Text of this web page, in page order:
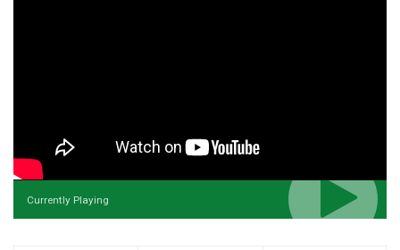
Currently Playing